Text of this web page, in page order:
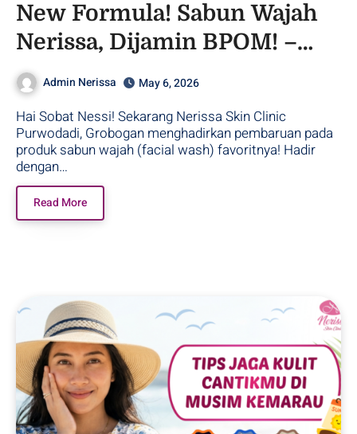
New Formula! Sabun Wajah
Nerissa, Dijamin BPOM! –
Purwodadi
Admin Nerissa May 6, 2026
Hai Sobat Nessi! Sekarang Nerissa Skin Clinic
Purwodadi, Grobogan menghadirkan pembaruan pada
produk sabun wajah (facial wash) favoritnya! Hadir
dengan…
Read More